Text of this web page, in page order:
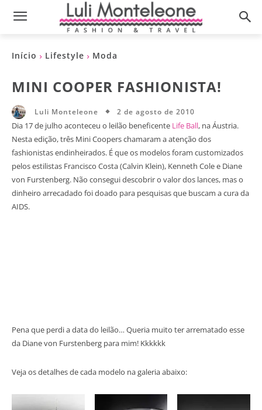
Início Lifestyle Moda
MINI COOPER FASHIONISTA!
Luli Monteleone 2 de agosto de 2010
Dia 17 de julho aconteceu o leilão beneficente Life Ball, na Áustria.
Nesta edição, três Mini Coopers chamaram a atenção dos
fashionistas endinheirados. É que os modelos foram customizados
pelos estilistas Francisco Costa (Calvin Klein), Kenneth Cole e Diane
von Furstenberg. Não consegui descobrir o valor dos lances, mas o
dinheiro arrecadado foi doado para pesquisas que buscam a cura da
AIDS.
Pena que perdi a data do leilão… Queria muito ter arrematado esse
da Diane von Furstenberg para mim! Kkkkkk
Veja os detalhes de cada modelo na galeria abaixo: